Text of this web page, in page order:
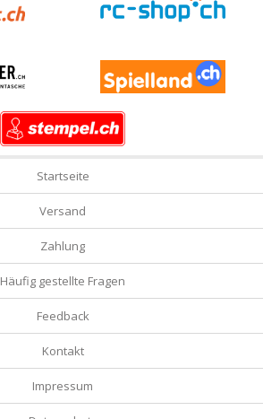
Startseite
Versand
Zahlung
Häufig gestellte Fragen
Feedback
Kontakt
Impressum